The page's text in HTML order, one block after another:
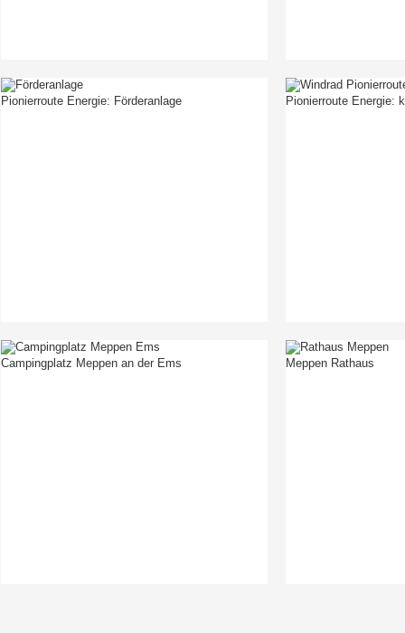
Pionierroute Energie: Förderanlage Pionierroute Energie:
Campingplatz Meppen an der Ems Meppen Rathaus